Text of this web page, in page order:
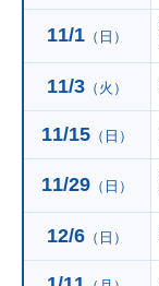
11/1 （日）
11/3 （火）
11/15 （日）
11/29 （日）
12/6 （日）